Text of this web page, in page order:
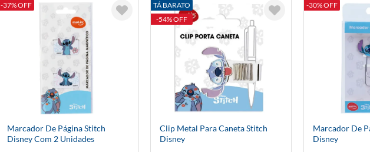
-37% OFF
Marcador De Página Stitch
Disney Com 2 Unidades
TÁ BARATO
-54% OFF
Clip Metal Para Caneta Stitch
Disney
-30% OFF
Marcador De
Disney